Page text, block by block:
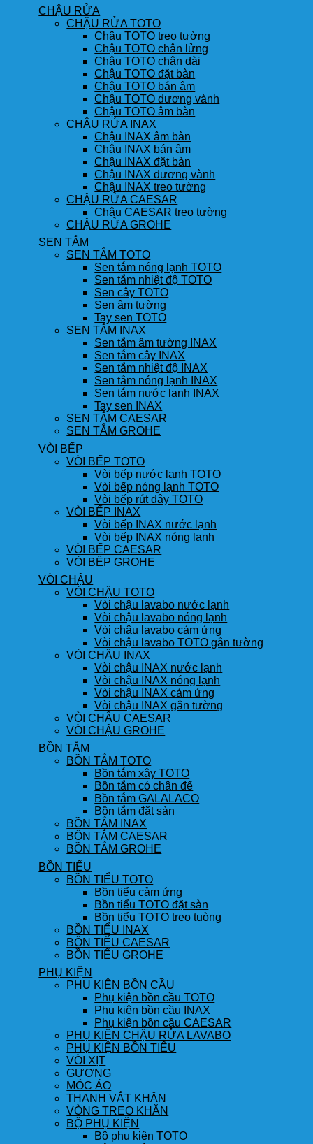
CHẬU RỬA
CHẬU RỬA TOTO
Chậu TOTO treo tường
Chậu TOTO chân lửng
Chậu TOTO chân dài
Chậu TOTO đặt bàn
Chậu TOTO bán âm
Chậu TOTO dương vành
Chậu TOTO âm bàn
CHẬU RỬA INAX
Chậu INAX âm bàn
Chậu INAX bán âm
Chậu INAX đặt bàn
Chậu INAX dương vành
Chậu INAX treo tường
CHẬU RỬA CAESAR
Chậu CAESAR treo tường
CHẬU RỬA GROHE
SEN TẮM
SEN TẮM TOTO
Sen tắm nóng lạnh TOTO
Sen tắm nhiệt độ TOTO
Sen cây TOTO
Sen âm tường
Tay sen TOTO
SEN TẮM INAX
Sen tắm âm tường INAX
Sen tắm cây INAX
Sen tắm nhiệt độ INAX
Sen tắm nóng lạnh INAX
Sen tắm nước lạnh INAX
Tay sen INAX
SEN TẮM CAESAR
SEN TẮM GROHE
VÒI BẾP
VÒI BẾP TOTO
Vòi bếp nước lạnh TOTO
Vòi bếp nóng lạnh TOTO
Vòi bếp rút dây TOTO
VÒI BẾP INAX
Vòi bếp INAX nước lạnh
Vòi bếp INAX nóng lạnh
VÒI BẾP CAESAR
VÒI BẾP GROHE
VÒI CHẬU
VÒI CHẬU TOTO
Vòi chậu lavabo nước lạnh
Vòi chậu lavabo nóng lạnh
Vòi chậu lavabo cảm ứng
Vòi chậu lavabo TOTO gắn tường
VÒI CHẬU INAX
Vòi chậu INAX nước lạnh
Vòi chậu INAX nóng lạnh
Vòi chậu INAX cảm ứng
Vòi chậu INAX gắn tường
VÒI CHẬU CAESAR
VÒI CHẬU GROHE
BỒN TẮM
BỒN TẮM TOTO
Bồn tắm xây TOTO
Bồn tắm có chân đế
Bồn tắm GALALACO
Bồn tắm đặt sàn
BỒN TẮM INAX
BỒN TẮM CAESAR
BỒN TẮM GROHE
BỒN TIỂU
BỒN TIỂU TOTO
Bồn tiểu cảm ứng
Bồn tiểu TOTO đặt sàn
Bồn tiểu TOTO treo tuòng
BỒN TIỂU INAX
BỒN TIỂU CAESAR
BỒN TIỂU GROHE
PHỤ KIỆN
PHỤ KIỆN BỒN CẦU
Phụ kiện bồn cầu TOTO
Phụ kiện bồn cầu INAX
Phụ kiện bồn cầu CAESAR
PHỤ KIỆN CHẬU RỬA LAVABO
PHỤ KIỆN BỒN TIỂU
VÒI XỊT
GƯƠNG
MÓC ÁO
THANH VẮT KHĂN
VÒNG TREO KHĂN
BỘ PHỤ KIỆN
Bộ phụ kiện TOTO